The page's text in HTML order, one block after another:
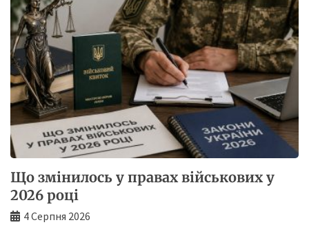
Що змінилось у правах військових у
2026 році
4 Серпня 2026